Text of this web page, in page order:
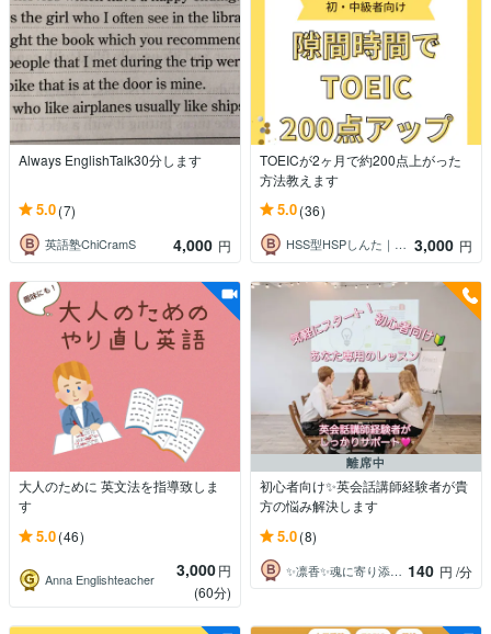
Always EnglishTalk30分します
5.0(7)
英語塾ChiCramS 4,000 円
TOEICが2ヶ月で約200点上がった
方法教えます
5.0(36)
HSS型HSPしんた｜価値観発掘コーチ 3,000 円
大人のために 英文法を指導致しま
す
5.0(46)
Anna Englishteacher 3,000円
(60分)
離席中
初心者向け✨英会話講師経験者が貴
方の悩み解決します
5.0(8)
✨凛香✨魂に寄り添う癒しボイス届けます✨ 140 円 /分